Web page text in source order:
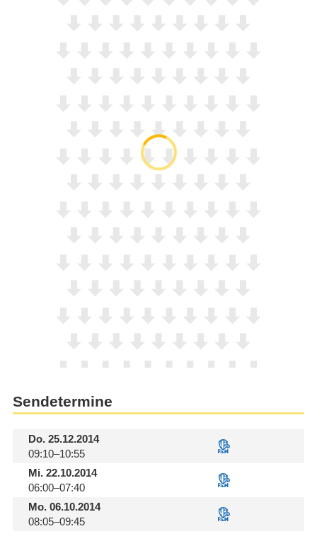
Sendetermine
Do.25.12.2014
09:10–10:55
Mi.22.10.2014
06:00–07:40
Mo.06.10.2014
08:05–09:45